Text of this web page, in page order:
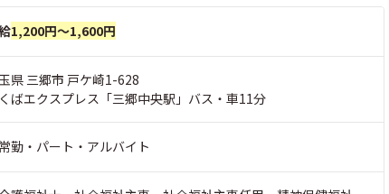
1,200円～1,600円
県 三郷市 戸ケ崎1-628
ばエクスプレス「三郷中央駅」バス・車11分
勤・パート・アルバイト